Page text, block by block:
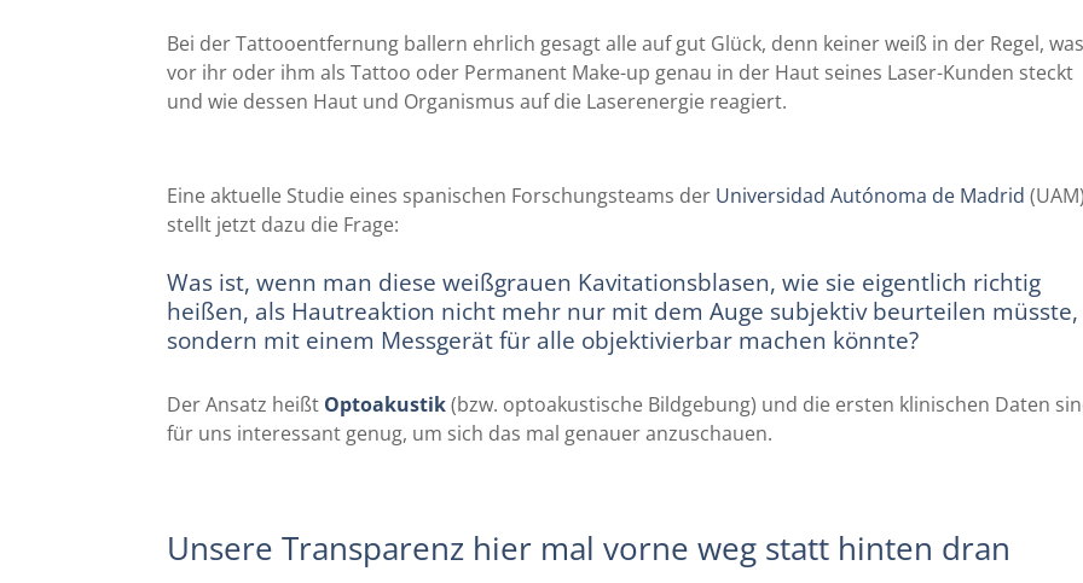
Bei der Tattooentfernung ballern ehrlich gesagt alle auf gut Glück, denn keiner weiß in der Regel, was
vor ihr oder ihm als Tattoo oder Permanent Make-up genau in der Haut seines Laser-Kunden steckt
und wie dessen Haut und Organismus auf die Laserenergie reagiert.
Eine aktuelle Studie eines spanischen Forschungsteams der Universidad Autónoma de Madrid (UAM)
stellt jetzt dazu die Frage:
Was ist, wenn man diese weißgrauen Kavitationsblasen, wie sie eigentlich richtig
heißen, als Hautreaktion nicht mehr nur mit dem Auge subjektiv beurteilen müsste,
sondern mit einem Messgerät für alle objektivierbar machen könnte?
Der Ansatz heißt Optoakustik(bzw. optoakustische Bildgebung) und die ersten klinischen Daten
für uns interessant genug, um sich das mal genauer anzuschauen.
Unsere Transparenz hier mal vorne weg statt hinten dran